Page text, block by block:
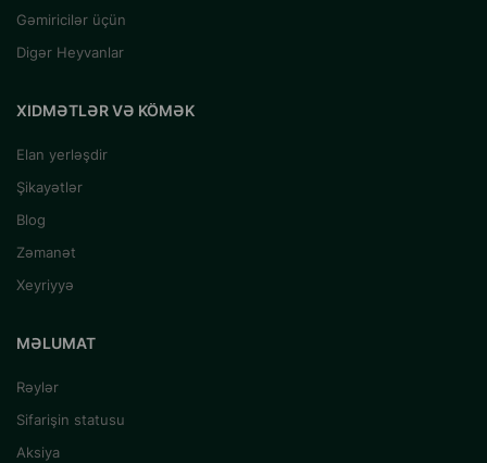
Gəmiricilər üçün
Digər Heyvanlar
XIDMƏTLƏR VƏ KÖMƏK
Elan yerləşdir
Şikayətlər
Blog
Zəmanət
Xeyriyyə
MƏLUMAT
Rəylər
Sifarişin statusu
Aksiya